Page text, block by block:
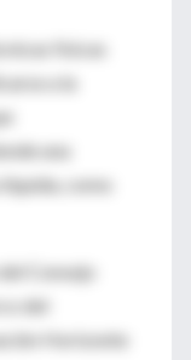
físicas
a la
una
como
Consejo
del
Horizonte